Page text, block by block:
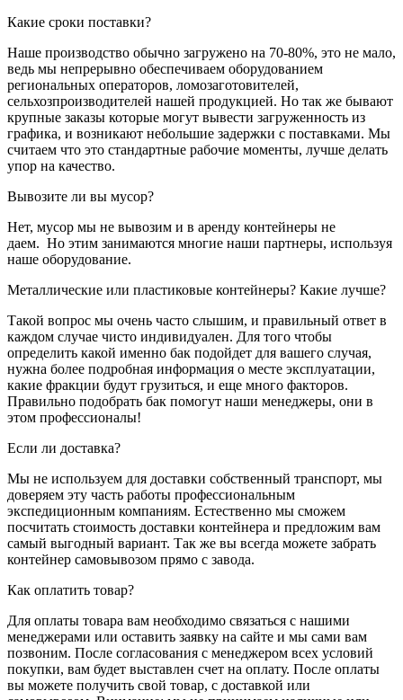
Какие сроки поставки?
Наше производство обычно загружено на 70-80%, это не мало,
ведь мы непрерывно обеспечиваем оборудованием
региональных операторов, ломозаготовителей,
сельхозпроизводителей нашей продукцией. Но так же бывают
крупные заказы которые могут вывести загруженность из
графика, и возникают небольшие задержки с поставками. Мы
считаем что это стандартные рабочие моменты, лучше делать
упор на качество.
Вывозите ли вы мусор?
Нет, мусор мы не вывозим и в аренду контейнеры не
даем. Но этим занимаются многие наши партнеры, используя
наше оборудование.
Металлические или пластиковые контейнеры? Какие лучше?
Такой вопрос мы очень часто слышим, и правильный ответ в
каждом случае чисто индивидуален. Для того чтобы
определить какой именно бак подойдет для вашего случая,
нужна более подробная информация о месте эксплуатации,
какие фракции будут грузиться, и еще много факторов.
Правильно подобрать бак помогут наши менеджеры, они в
этом профессионалы!
Если ли доставка?
Мы не используем для доставки собственный транспорт, мы
доверяем эту часть работы профессиональным
экспедиционным компаниям. Естественно мы сможем
посчитать стоимость доставки контейнера и предложим вам
самый выгодный вариант. Так же вы всегда можете забрать
контейнер самовывозом прямо с завода.
Как оплатить товар?
Для оплаты товара вам необходимо связаться с нашими
менеджерами или оставить заявку на сайте и мы сами вам
позвоним. После согласования с менеджером всех условий
покупки, вам будет выставлен счет на оплату. После оплаты
вы можете получить свой товар, с доставкой или